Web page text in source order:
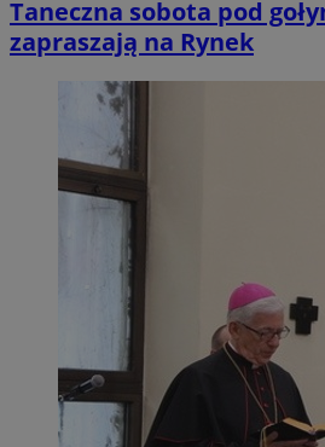
Taneczna sobota pod
zapraszają na Rynek